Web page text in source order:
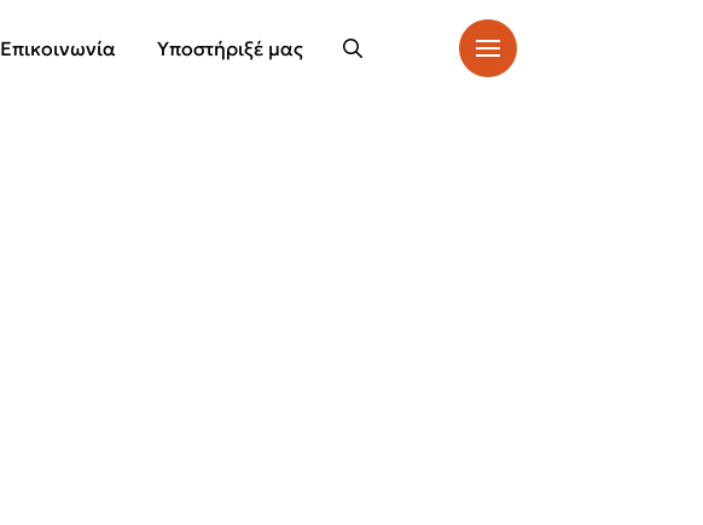
Επικοινωνία Υποστήριξέ μας